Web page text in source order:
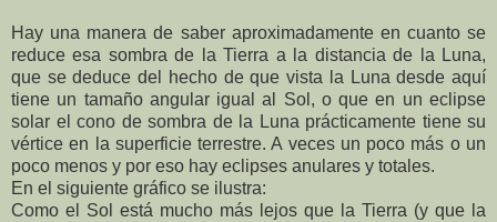
Hay una manera de saber aproximadamente en cuanto se
reduce esa sombra de la Tierra a la distancia de la Luna,
que se deduce del hecho de que vista la Luna desde aquí
tiene un tamaño angular igual al Sol, o que en un eclipse
solar el cono de sombra de la Luna prácticamente tiene su
vértice en la superficie terrestre. A veces un poco más o un
poco menos y por eso hay eclipses anulares y totales.
En el siguiente gráfico se ilustra:
Como el Sol está mucho más lejos que la Tierra (y que la